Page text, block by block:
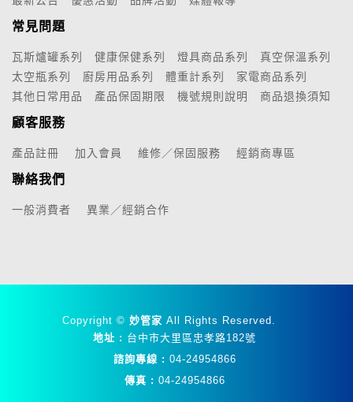
常見問題
瓦斯爐罐系列 健康保健系列 燈具商品系列
真空保溫系列
太空瓶系列
廚房用品系列 體重計系列
家電商品系列
其他日常用品
產品保固期限 機號規則說明 商品退換須知
顧客服務
產品註冊 加入會員 維修／保固服務 經銷商專區
聯絡我們
一般消費者 異業／經銷合作
Copyright © 妙管家 All Rights Reserved.
地址 : 台中市大里區忠孝路182號
諮詢專線 : 04-24954866
傳真 : 04-24954866